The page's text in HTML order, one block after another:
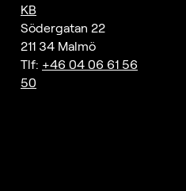
KB
Södergatan 22
211 34 Malmö
Tlf: +46 04 06 61 56
50